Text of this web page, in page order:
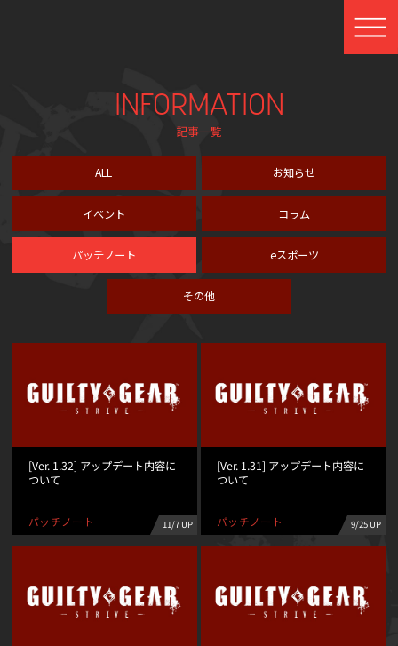
INFORMATION
記事一覧
ALL お知らせ
イベント コラム
パッチノート eスポーツ
その他
[Ver. 1.32] アップデート内容に
ついて
パッチノート 11/7 UP
[Ver. 1.31] アップデート内容に
ついて
パッチノート 9/25 UP